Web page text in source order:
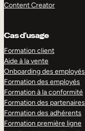
Content Creator
Cas d’usage
Formation client
Aide à la vente
Onboarding des employés
Formation des employés
Formation à la conformité
Formation des partenaires
Formation des adhérents
Formation première ligne